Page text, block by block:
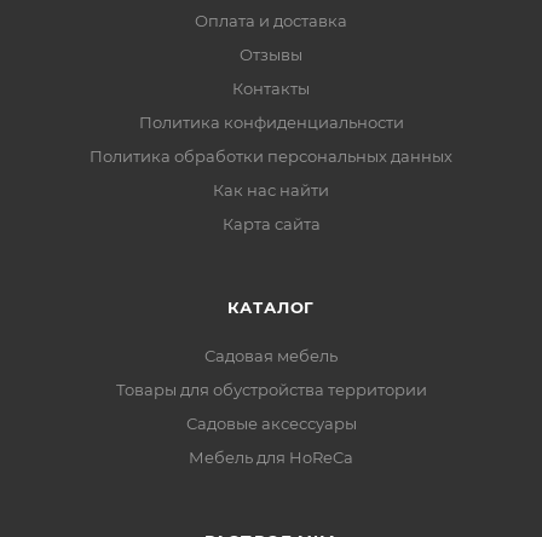
Оплата и доставка
Отзывы
Контакты
Политика конфиденциальности
Политика обработки персональных данных
Как нас найти
Карта сайта
КАТАЛОГ
Садовая мебель
Товары для обустройства территории
Садовые аксессуары
Мебель для HoReCa